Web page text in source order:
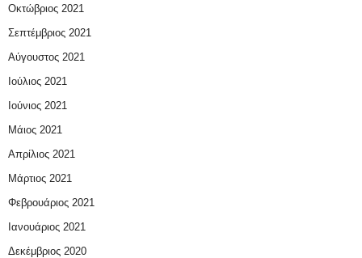
Οκτώβριος 2021
Σεπτέμβριος 2021
Αύγουστος 2021
Ιούλιος 2021
Ιούνιος 2021
Μάιος 2021
Απρίλιος 2021
Μάρτιος 2021
Φεβρουάριος 2021
Ιανουάριος 2021
Δεκέμβριος 2020